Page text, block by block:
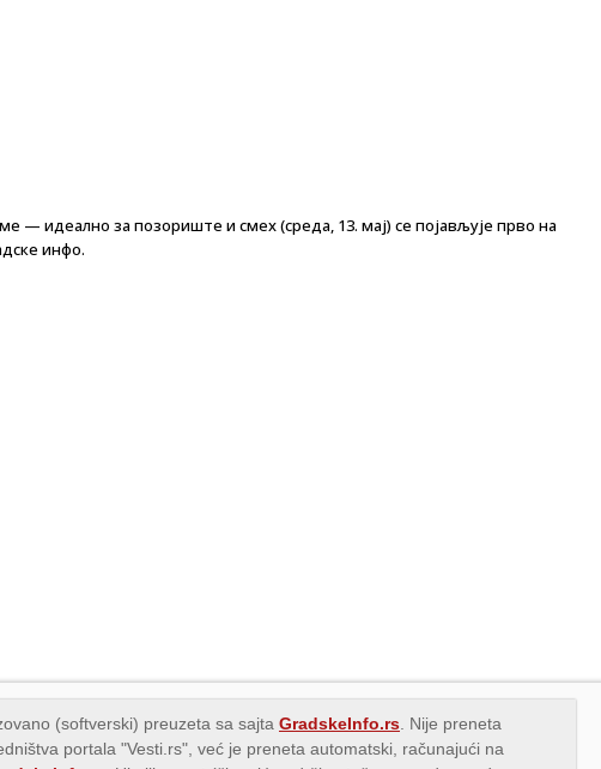
— идеално за позориште и смех (среда, 13. мај) се појављује прво на
инфо.
(softverski) preuzeta sa sajta GradskeInfo.rs . Nije preneta
portala "Vesti.rs", već je preneta automatski, računajući na